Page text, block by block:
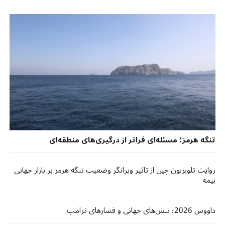
تنگه هرمز؛ مسئله‌ای فراتر از درگیری‌های منطقه‌ای
روایت تلویزیون چین از تاثیر ویرانگر وضعیت تنگه هرمز بر بازار جهانی
بیمه
داووس 2026؛ تنش‌های جهانی و فشارهای ترامپ